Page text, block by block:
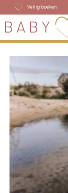
Veilig boeken